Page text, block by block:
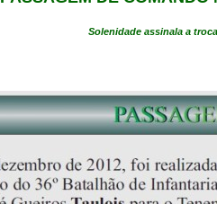
Solenidade assinala a